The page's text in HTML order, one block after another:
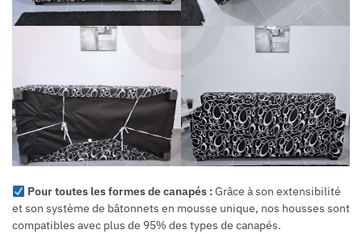
Pour toutes les formes de canapés :Grâce à son extensibilité
et son système de bâtonnets en mousse unique, nos housses sont
compatibles avec plus de 95% des types de canapés.